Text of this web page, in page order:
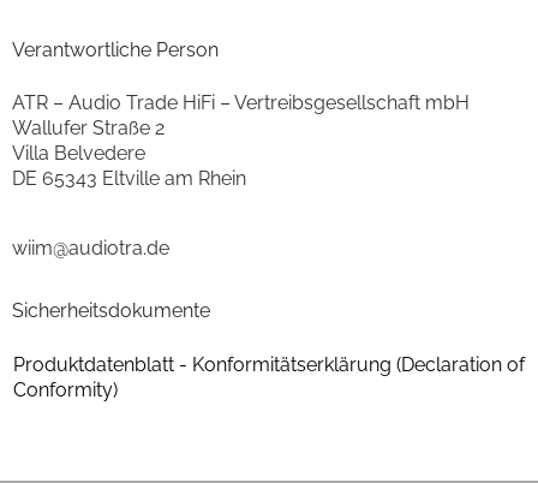
Anschlüsse
Aux (IN) ja
WLAN-Schnittstelle
Bedienung
Verantwortliche Person
ATR – Audio Trade HiFi – Vertreibsgesellschaft mbH
Wallufer Straße 2
Villa Belvedere
DE 65343 Eltville am Rhein
wiim@audiotra.de
Sicherheitsdokumente
Produktdatenblatt - Konformitätserklärung (Declaration of
Conformity)